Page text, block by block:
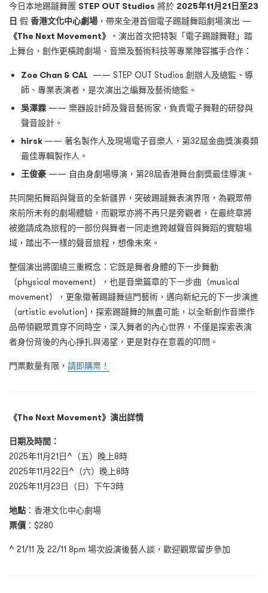
今日本地踢躂舞團 STEP OUT Studios 將於 2025年11月21日至23
日 假 香港文化中心劇場 ，帶來全港首個電子踢躂舞蹈劇場演出 —
《The Next Movement》
。演出首次把特製「電子踢躂舞鞋」踏
上舞台，創作更橫跨劇場、音樂及藝術科技等專業陣容攜手合作：
Zoe Chan & CAL —— STEP OUT Studios 創辦人及總監、導
師、專業表演者，是次演出之編舞及藝術總監。
吳澤霖 —— 樂器設計師及聲音藝術家，負責電子舞鞋的研發與
聲音設計。
hirsk —— 著名製作人及現場電子音樂人，第32屆金曲獎演奏類
最佳專輯製作人。
王俊豪 —— 自由身劇場導演，第28屆香港舞台劇獎最佳導演。
共同開拓舞蹈與聲音的全新疆界，突破踢躂舞表演界限，為觀眾帶
來前所未有的劇場體驗，而觀眾亦將不再只是旁觀者，在最終章將
被邀請成為旅程的一部份與舞者一同走進跨越聲音與舞蹈的實驗場
域，踏出不一樣的聲音旅程，想像未來。
整個演出將圍繞三重概念：它既是舞者身體的下一步舞動
（physical movement），也是音樂篇章的下一步曲（musical
movement），更象徵著踢躂舞這門藝術，邁向新紀元的下一步演進
（artistic evolution)，探索踢躂舞的無盡可能，以全新創作音樂作
品帶領觀眾貫穿不同時空，深入舞者的內心世界，不僅是探索表演
者身份背後的內心掙扎與渴望，更是對存在意義的叩問。
門票數量有限， 請即購票！
《The Next Movement》演出詳情
日期及時間：
2025年11月21日^（五）晚上8時
2025年11月22日^（六）晚上8時
2025年11月23日（日）下午3時
地點 ：香港文化中心劇場
票價 ：$280
^ 21/11 及 22/11 8pm 場次設演後藝人談，歡迎觀眾留步參加